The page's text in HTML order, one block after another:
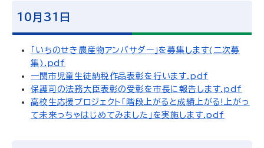
10月31日
「いちのせき農産物アンバサダー」を募集します(二次募
集).pdf
一関市児童生徒納税作品表彰を行います.pdf
保護司の法務大臣表彰の受彰を市長に報告します.pdf
高校生応援プロジェクト「階段上がると成績上がる!上がっ
て未来っちゃはじめてみました」を実施します.pdf